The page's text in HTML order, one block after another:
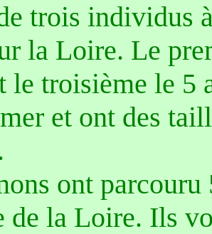
trois individus
la Loire. Le
le troisième le
et ont des
ont
de la Loire. Ils